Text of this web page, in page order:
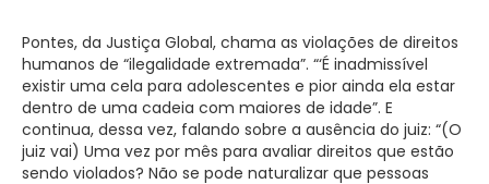
Pontes, da Justiça Global, chama as violações de direitos
humanos de “ilegalidade extremada”. “‘É inadmissível
existir uma cela para adolescentes e pior ainda ela estar
dentro de uma cadeia com maiores de idade”. E
continua, dessa vez, falando sobre a ausência do juiz: “(O
juiz vai) Uma vez por mês para avaliar direitos que estão
sendo violados? Não se pode naturalizar que pessoas